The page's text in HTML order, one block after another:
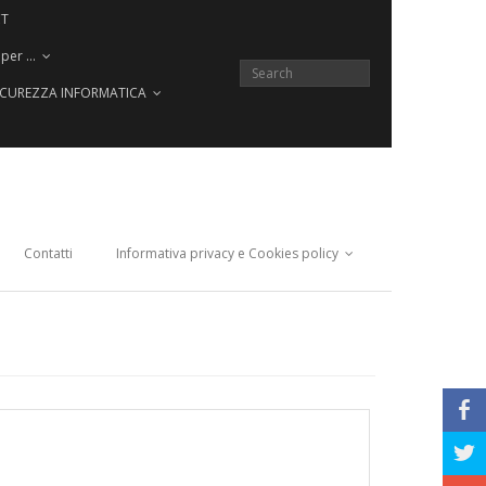
…
INFORMATICA
Contatti Informativa privacy e Cookies policy
b
a